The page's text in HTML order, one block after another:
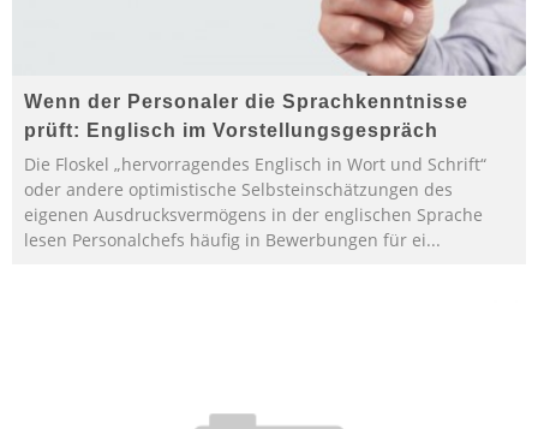
Wenn der Personaler die Sprachkenntnisse
prüft: Englisch im Vorstellungsgespräch
Die Floskel „hervorragendes Englisch in Wort und Schrift“
oder andere optimistische Selbsteinschätzungen des
eigenen Ausdrucksvermögens in der englischen Sprache
lesen Personalchefs häufig in Bewerbungen für ei...